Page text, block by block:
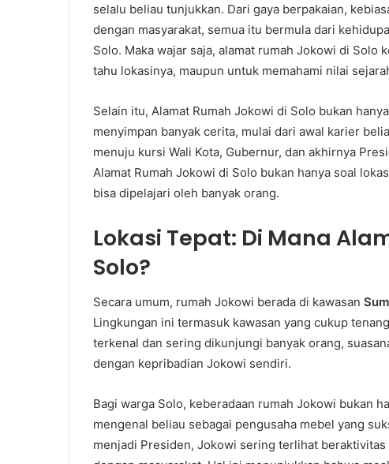
selalu beliau tunjukkan. Dari gaya berpakaian,
dengan masyarakat, semua itu bermula dari
Solo. Maka wajar saja, alamat rumah Jokowi di Solo
tahu lokasinya, maupun untuk memahami nilai
Selain itu, Alamat Rumah Jokowi di Solo bukan
menyimpan banyak cerita, mulai dari awal karier
menuju kursi Wali Kota, Gubernur, dan akhirnya
Alamat Rumah Jokowi di Solo bukan hanya soal
bisa dipelajari oleh banyak orang.
Lokasi Tepat: Di Mana
Solo?
Secara umum, rumah Jokowi berada di kawasan
Lingkungan ini termasuk kawasan yang cukup
terkenal dan sering dikunjungi banyak orang,
dengan kepribadian Jokowi sendiri.
Bagi warga Solo, keberadaan rumah Jokowi bukan
mengenal beliau sebagai pengusaha mebel yang
menjadi Presiden, Jokowi sering terlihat